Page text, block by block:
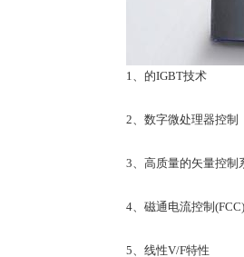
1、的IGBT技术
2、数字微处理器控制
3、高质量的矢量控制
4、磁通电流控制
5、线性V/F特性